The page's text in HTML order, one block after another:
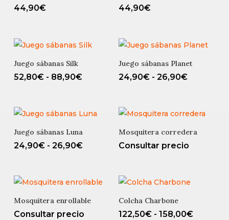
44,90€ 44,90€
Juego sábanas Silk
52,80€ - 88,90€Rango
desde
52,80€
hasta
Juego sábanas Planet
24,90€ - 26,90€Rango
desde
24,90€
hasta
Juego sábanas Luna
24,90€ - 26,90€Rango
desde
24,90€
hasta
Mosquitera corredera
Consultar precio
Mosquitera enrollable
Consultar precio
Colcha Charbone
122,50€ - 158,00€Rango